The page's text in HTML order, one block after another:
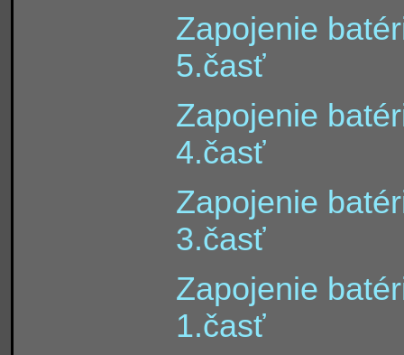
Zapojenie
5.časť
Zapojenie
4.časť
Zapojenie
3.časť
Zapojenie
1.časť